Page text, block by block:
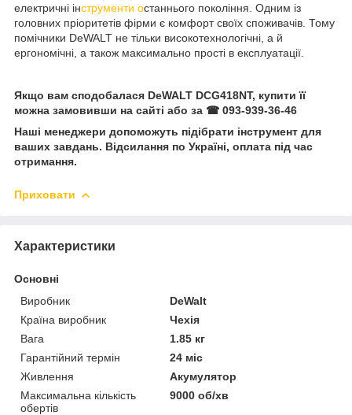
електричні інструменти останнього покоління. Одним із
головних пріоритетів фірми є комфорт своїх споживачів. Тому
помічники DeWALT не тільки високотехнологічні, а й
ергономічні, а також максимально прості в експлуатації.
Якщо вам сподобалася DeWALT DCG418NT, купити її
можна замовивши на сайті або за ☎ 093-939-36-46
Наші менеджери допоможуть підібрати інструмент для
ваших завдань. Відсилання по Україні, оплата під час
отримання.
Приховати
Характеристики
Основні
Виробник
DeWalt
Країна виробник
Чехія
Вага
1.85 кг
Гарантійний термін
24 міс
Живлення
Акумулятор
Максимальна кількість
обертів
9000 об/хв